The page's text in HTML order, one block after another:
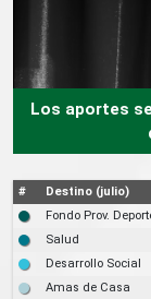
Los aportes
# Destino (julio)
Fondo Prov.
Salud
Desarrollo Social
Amas de Casa